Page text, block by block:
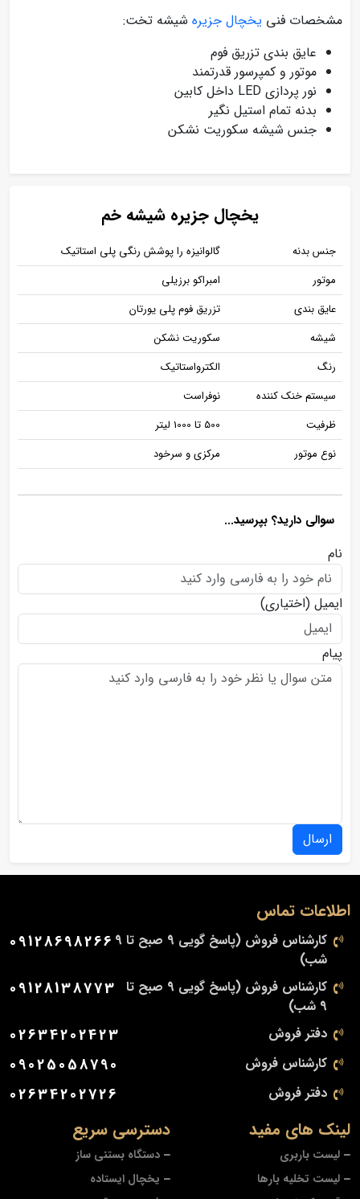
مشخصات فنی یخچال جزیره شیشه تخت:
عایق بندی تزریق فوم
موتور و کمپرسور قدرتمند
نور پردازی LED داخل کابین
بدنه تمام استیل نگیر
جنس شیشه سکوریت نشکن
یخچال جزیره شیشه خم
جنس بدنه
گالوانیزه را پوشش رنگی پلی استاتیک
موتور
امبراکو برزیلی
عایق بندی
تزریق فوم پلی یورتان
شیشه
سکوریت نشکن
رنگ
الکترواستاتیک
سیستم خنک کننده
نوفراست
ظرفیت
500 تا 1000 لیتر
نوع موتور
مرکزی و سرخود
سوالی دارید؟ بپرسید...
نام
ایمیل (اختیاری)
پیام
ارسال
دسترسی سریع
دستگاه بستنی ساز
یخچال ایستاده
لینک های مفید
لیست باربری
لیست تخلیه بارها
اطلاعات تماس
کارشناس فروش (پاسخ گویی 9 صبح تا 9
شب)
09128698266
کارشناس فروش (پاسخ گویی 9 صبح تا
9 شب)
09128138773
دفتر فروش 02634202423
کارشناس فروش 09025058790
دفتر فروش 02634202726